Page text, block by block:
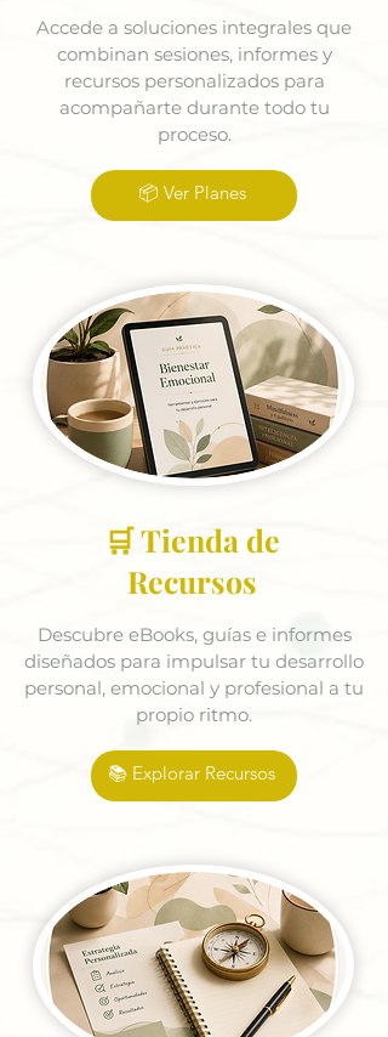
Accede a soluciones integrales que
combinan sesiones, informes y
recursos personalizados para
acompañarte durante todo tu
proceso.
📦 Ver Planes
🛒 Tienda de
Recursos
Descubre eBooks, guías e informes
diseñados para impulsar tu desarrollo
personal, emocional y profesional a tu
propio ritmo.
📚 Explorar Recursos